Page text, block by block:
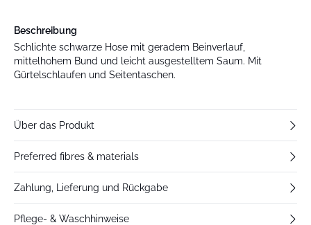
Beschreibung
Schlichte schwarze Hose mit geradem Beinverlauf,
mittelhohem Bund und leicht ausgestelltem Saum. Mit
Gürtelschlaufen und Seitentaschen.
Über das Produkt
Preferred fibres & materials
Zahlung, Lieferung und Rückgabe
Pflege- & Waschhinweise